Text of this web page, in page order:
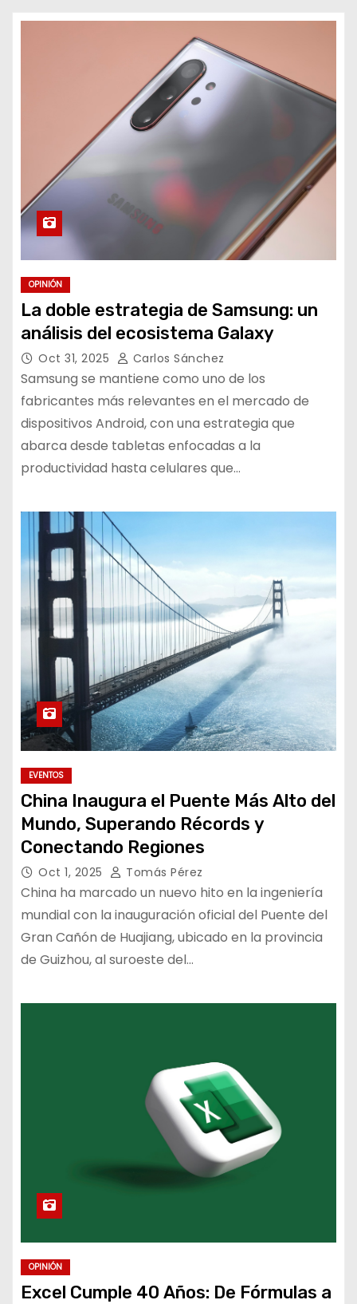
OPINIÓN
La doble estrategia de Samsung: un
análisis del ecosistema Galaxy
Oct 31, 2025 Carlos Sánchez
Samsung se mantiene como uno de los
fabricantes más relevantes en el mercado de
dispositivos Android, con una estrategia que
abarca desde tabletas enfocadas a la
productividad hasta celulares que…
EVENTOS
China Inaugura el Puente Más Alto del
Mundo, Superando Récords y
Conectando Regiones
Oct 1, 2025 Tomás Pérez
China ha marcado un nuevo hito en la ingeniería
mundial con la inauguración oficial del Puente del
Gran Cañón de Huajiang, ubicado en la provincia
de Guizhou, al suroeste del…
OPINIÓN
Excel Cumple 40 Años: De Fórmulas a